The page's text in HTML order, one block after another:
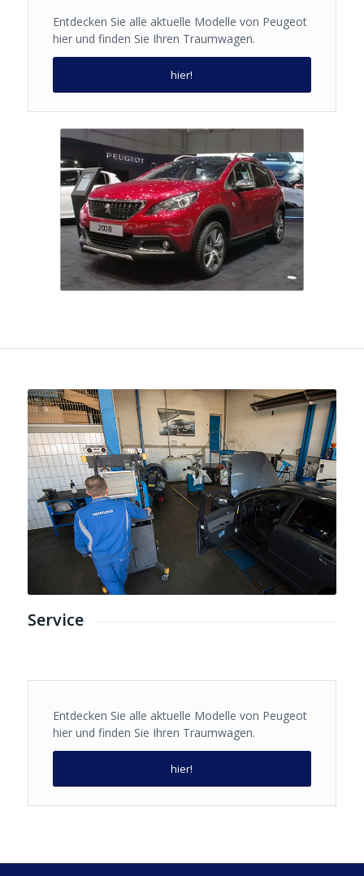
Entdecken Sie alle aktuelle Modelle von Peugeot
hier und finden Sie Ihren Traumwagen.
hier!
Service
Entdecken Sie alle aktuelle Modelle von Peugeot
hier und finden Sie Ihren Traumwagen.
hier!